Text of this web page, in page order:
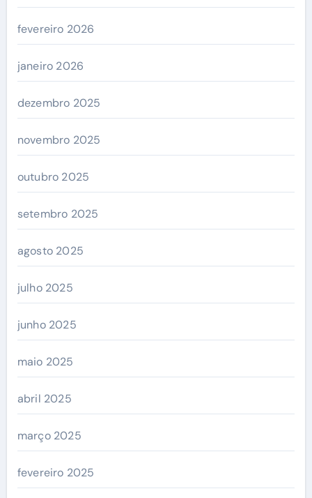
fevereiro 2026
janeiro 2026
dezembro 2025
novembro 2025
outubro 2025
setembro 2025
agosto 2025
julho 2025
junho 2025
maio 2025
abril 2025
março 2025
fevereiro 2025